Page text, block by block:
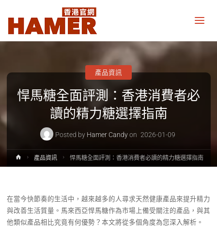
網
Hamer
Hong
Kong
official
website
悍馬糖全面評測：香港消費者必
讀的精力糖選擇指南
Posted by Hamer Candy on 2026-01-09
產品資訊
Home產品資訊 悍馬糖全面評測：香港消費者必讀的精力糖選擇指南
在當今快節奏的生活中，越來越多的人尋求天然健康產品來提升精力
與改善生活質量。馬來西亞悍馬糖作為市場上備受關注的產品，與其
他類似產品相比究竟有何優勢？本文將從多個角度為您深入解析。